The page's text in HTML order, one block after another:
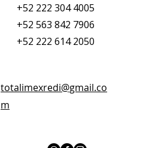
+52 222 304 4005
+52 563 842 7906
+52 222 614 2050
totalimexredi@gmail.co
m